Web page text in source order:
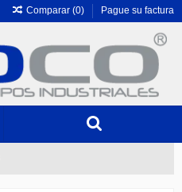
Comparar (0) Pague su factura